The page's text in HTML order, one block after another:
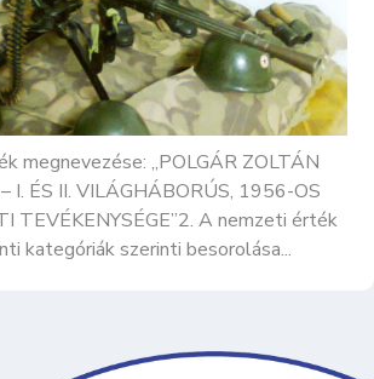
megnevezése: „POLGÁR ZOLTÁN
I. ÉS II. VILÁGHÁBORÚS, 1956-OS
TEVÉKENYSÉGE”2. A nemzeti érték
kategóriák szerinti besorolása...